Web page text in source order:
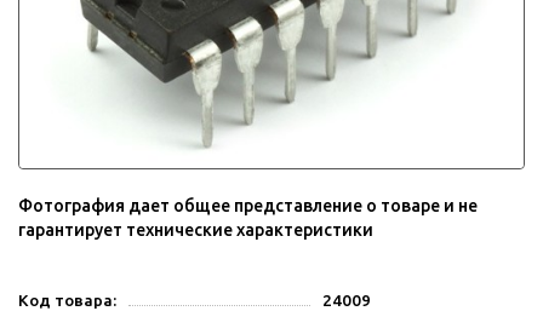
Фотография дает общее представление о товаре и не
гарантирует технические характеристики
Код товара:
24009